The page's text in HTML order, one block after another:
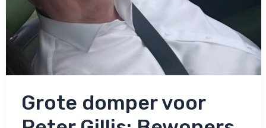
Grote domper voor